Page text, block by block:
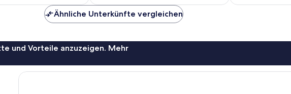
Ähnliche Unterkünfte vergleichen
und Vorteile anzuzeigen. Mehr